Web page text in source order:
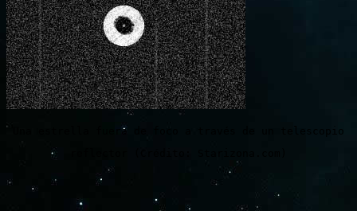
Una estrella fuera de foco a través de un telescopio